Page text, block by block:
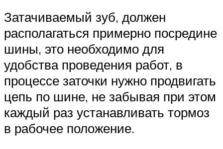
Затачиваемый зуб, должен
располагаться примерно посредине
шины, это необходимо для
удобства проведения работ, в
процессе заточки нужно продвигать
цепь по шине, не забывая при этом
каждый раз устанавливать тормоз
в рабочее положение.